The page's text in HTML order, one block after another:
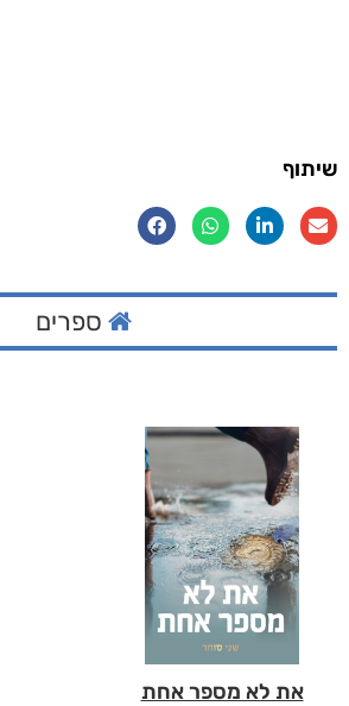
שיתוף
ספרים
את לא מספר אחת